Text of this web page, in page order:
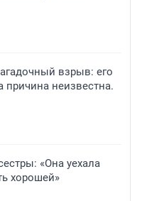
взрыв: его
неизвестна.
«Она уехала
хорошей»